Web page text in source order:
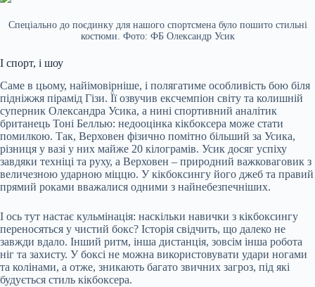
Спеціально до поєдинку для нашого спортсмена було пошито стильні
костюми. Фото: ФБ Олександр Усик
І спорт, і шоу
Саме в цьому, найімовірніше, і полягатиме особливість бою біля
підніжжя пірамід Гізи. Її озвучив ексчемпіон світу та колишній
суперник Олександра Усика, а нині спортивний аналітик
британець Тоні Беллью: недооцінка кікбоксера може стати
помилкою. Так, Верховен фізично помітно більший за Усика,
різниця у вазі у них майже 20 кілограмів. Усик досяг успіху
завдяки техніці та руху, а Верховен – природний важковаговик з
величезною ударною міццю. У кікбоксингу його джеб та правий
прямий роками вважалися одними з найнебезпечніших.
І ось тут настає кульмінація: наскільки навички з кікбоксингу
переносяться у чистий бокс? Історія свідчить, що далеко не
завжди вдало. Інший ритм, інша дистанція, зовсім інша робота
ніг та захисту. У боксі не можна використовувати удари ногами
та колінами, а отже, зникають багато звичних загроз, під які
будується стиль кікбоксера.